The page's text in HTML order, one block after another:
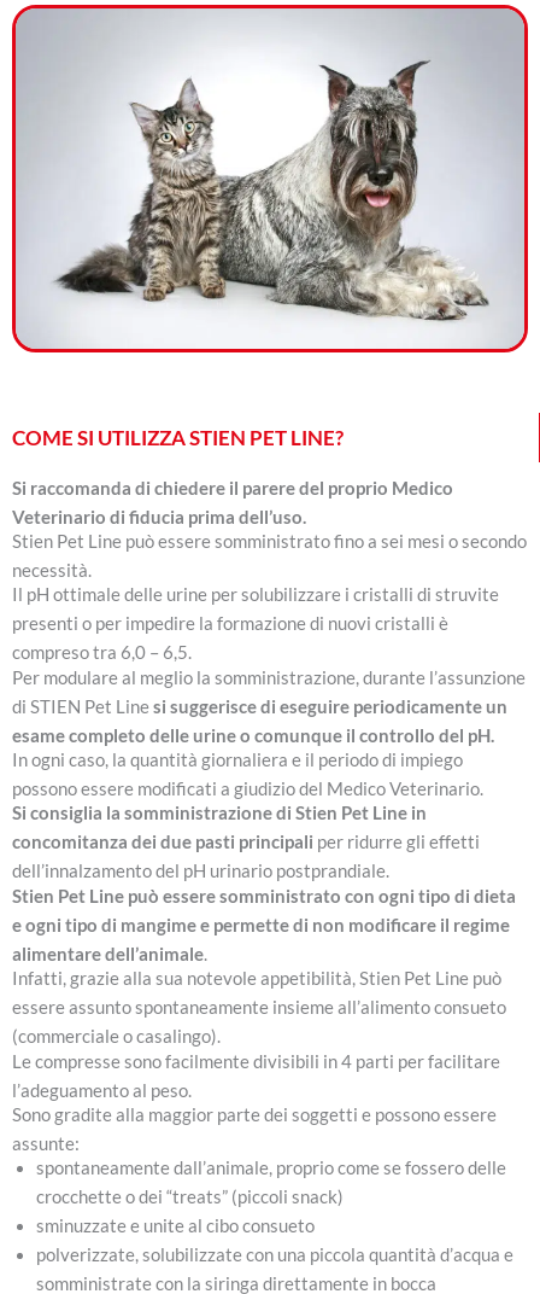
COME SI UTILIZZA STIEN PET LINE?
Si raccomanda di chiedere il parere del proprio Medico
Veterinario di fiducia prima dell’uso.
Stien Pet Line può essere somministrato fino a sei mesi o secondo
necessità.
Il pH ottimale delle urine per solubilizzare i cristalli di struvite
presenti o per impedire la formazione di nuovi cristalli è
compreso tra 6,0 – 6,5.
Per modulare al meglio la somministrazione, durante l’assunzione
di STIEN Pet Linesi suggerisce di eseguire periodicamente un
esame completo delle urine o comunque il controllo del pH.
In ogni caso, la quantità giornaliera e il periodo di impiego
possono essere modificati a giudizio del Medico Veterinario.
Si consiglia la somministrazione di Stien Pet Line in
concomitanza dei due pasti principali per ridurre gli effetti
dell’innalzamento del pH urinario postprandiale.
Stien Pet Line può essere somministrato con ogni tipo di dieta
e ogni tipo di mangime e permette di non modificare il regime
alimentare dell’animale.
Infatti, grazie alla sua notevole appetibilità, Stien Pet Line può
essere assunto spontaneamente insieme all’alimento consueto
(commerciale o casalingo).
Le compresse sono facilmente divisibili in 4 parti per facilitare
l’adeguamento al peso.
Sono gradite alla maggior parte dei soggetti e possono essere
assunte:
spontaneamente dall’animale, proprio come se fossero delle
crocchette o dei “treats” (piccoli snack)
sminuzzate e unite al cibo consueto
polverizzate, solubilizzate con una piccola quantità d’acqua e
somministrate con la siringa direttamente in bocca